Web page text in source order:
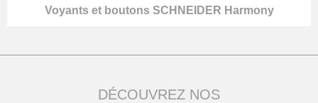
Voyants et boutons SCHNEIDER Harmony
DÉCOUVREZ NOS